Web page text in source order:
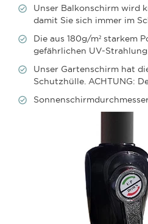
Unser Balkonschirm wird
damit Sie sich immer im
Die aus 180g/m² starkem
gefährlichen UV-Strahlung.
Unser Gartenschirm hat
Schutzhülle. ACHTUNG: